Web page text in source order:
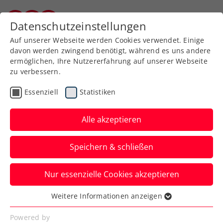
Zurück zur Newsübersicht
Verbands-Info
HETZ AM NETZ LADIES
Tennishalle Auen, Reisnerweg 1, 9400
Verfasst von: Gerald Hebein, 15.02.2023
Datenschutzeinstellungen
Auf unserer Webseite werden Cookies verwendet. Einige
davon werden zwingend benötigt, während es uns andere
ermöglichen, Ihre Nutzererfahrung auf unserer Webseite
zu verbessern.
Essenziell Statistiken
Alle akzeptieren
Speichern & schließen
Nur essenzielle Cookies akzeptieren
Essenziell
Essenzielle Cookies werden für grundlegende
Weitere Informationen anzeigen
Powered by